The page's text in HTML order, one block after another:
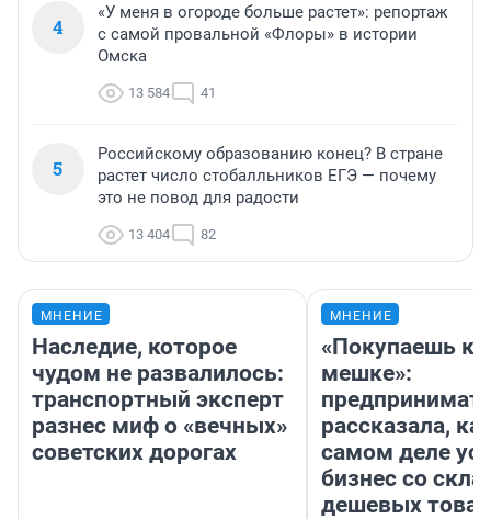
4
«У меня в огороде больше растет»: репортаж
с самой провальной «Флоры» в истории
Омска
13 584 41
5
Российскому образованию конец? В стране
растет число стобалльников ЕГЭ — почему
это не повод для радости
13 404 82
МНЕНИЕ
Наследие, которое
чудом не развалилось:
транспортный эксперт
разнес миф о «вечных»
советских дорогах
МНЕНИЕ
«Покупаешь
мешке»:
рассказала,
самом деле
бизнес со
дешевых